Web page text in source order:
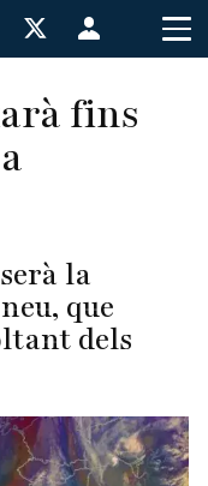
Menú
de
cuenta
de
fins
la
que
dels